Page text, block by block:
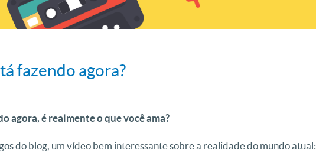
fazendo agora?
agora, é realmente o que você ama?
do blog, um vídeo bem interessante sobre a realidade do mundo atual: